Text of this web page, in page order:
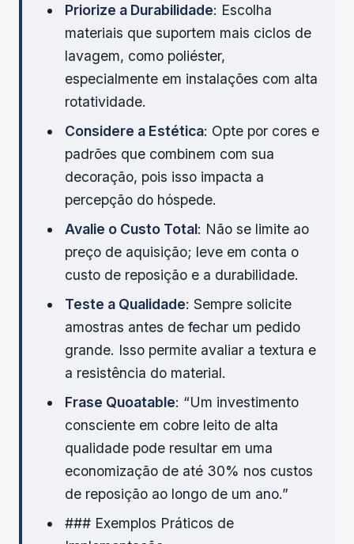
Priorize a Durabilidade: Escolha
materiais que suportem mais ciclos de
lavagem, como poliéster,
especialmente em instalações com alta
rotatividade.
Considere a Estética: Opte por cores e
padrões que combinem com sua
decoração, pois isso impacta a
percepção do hóspede.
Avalie o Custo Total: Não se limite ao
preço de aquisição; leve em conta o
custo de reposição e a durabilidade.
Teste a Qualidade: Sempre solicite
amostras antes de fechar um pedido
grande. Isso permite avaliar a textura e
a resistência do material.
Frase Quoatable: “Um investimento
consciente em cobre leito de alta
qualidade pode resultar em uma
economização de até 30% nos custos
de reposição ao longo de um ano.”
### Exemplos Práticos de